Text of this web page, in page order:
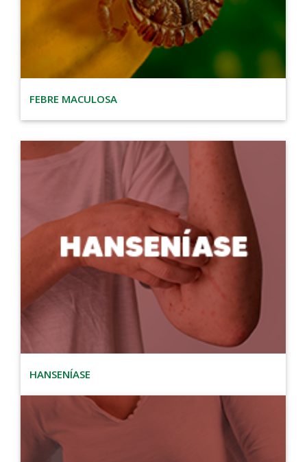
FEBRE MACULOSA
HANSENÍASE